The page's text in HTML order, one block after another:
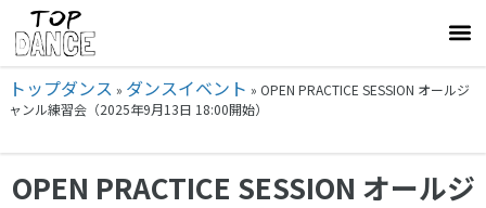
トップダンス » ダンスイベント » OPEN PRACTICE SESSION オールジ
ャンル練習会（2025年9月13日 18:00開始）
OPEN PRACTICE SESSION オールジ